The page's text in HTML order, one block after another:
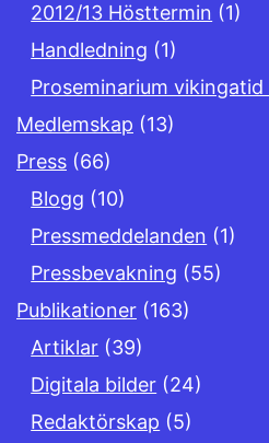
2012/13 Hösttermin (1)
Handledning (1)
Proseminarium
Medlemskap (13)
Press (66)
Blogg (10)
Pressmeddelanden (1)
Pressbevakning (55)
Publikationer (163)
Artiklar (39)
Digitala bilder (24)
Redaktörskap (5)